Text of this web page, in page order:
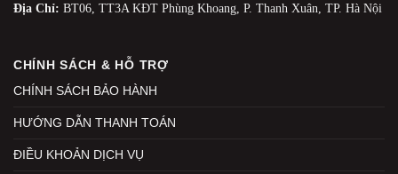
Địa Chỉ: BT06, TT3A KĐT Phùng Khoang, P. Thanh Xuân, TP. Hà Nội
CHÍNH SÁCH & HỖ TRỢ
CHÍNH SÁCH BẢO HÀNH
HƯỚNG DẪN THANH TOÁN
ĐIỀU KHOẢN DỊCH VỤ